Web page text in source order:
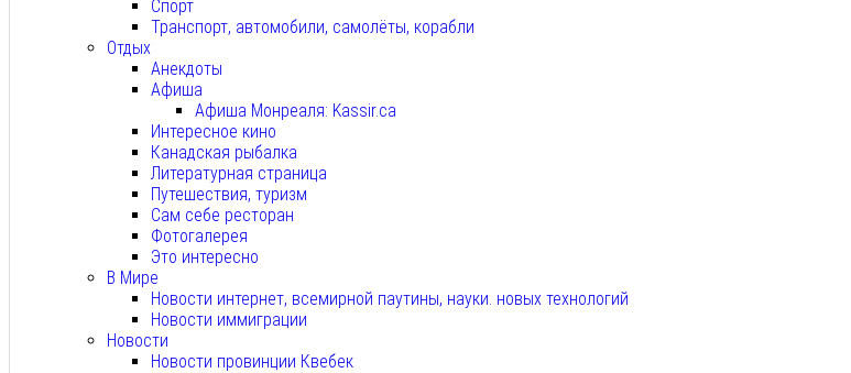
Спорт
Транспорт, автомобили, самолёты, корабли
Отдых
Анекдоты
Афиша
Афиша Монреаля: Kassir.ca
Интересное кино
Канадская рыбалка
Литературная страница
Путешествия, туризм
Сам себе ресторан
Фотогалерея
Это интересно
В Мире
Новости интернет, всемирной паутины, науки. новых технологий
Новости иммиграции
Новости
Новости провинции Квебек